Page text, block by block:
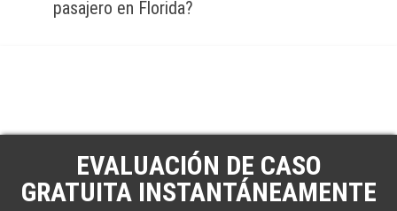
pasajero en Florida?
EVALUACIÓN DE CASO
GRATUITA INSTANTÁNEAMENTE